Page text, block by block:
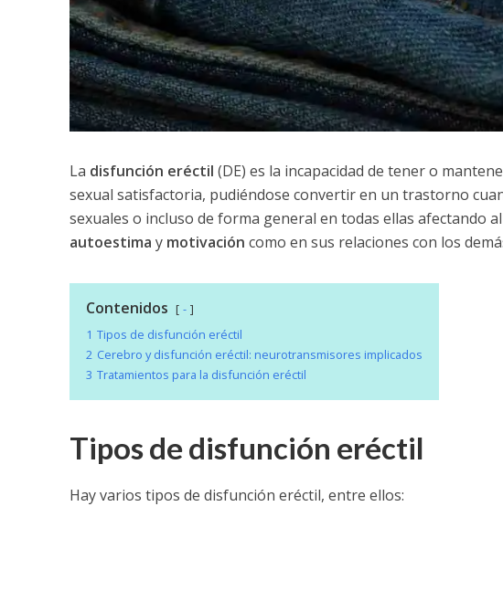
La disfunción eréctil (DE) es la incapacidad de tener o
sexual satisfactoria, pudiéndose convertir en un trastorno
sexuales o incluso de forma general en todas ellas afectando
autoestima y motivación como en sus relaciones con los
Contenidos
-
1 Tipos de disfunción eréctil
2 Cerebro y disfunción eréctil: neurotransmisores implicados
3 Tratamientos para la disfunción eréctil
Tipos de disfunción eréctil
Hay varios tipos de disfunción eréctil, entre ellos: